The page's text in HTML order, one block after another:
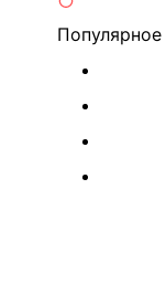
Популярное